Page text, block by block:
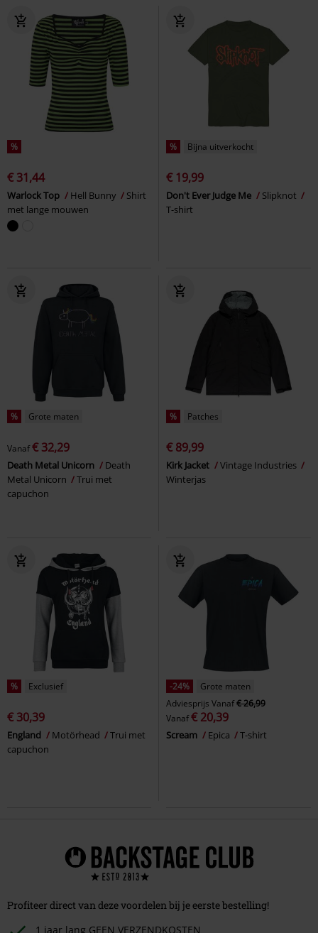
%
€ 31,44
Warlock Top Hell Bunny
Shirt
met lange mouwen
% Bijna uitverkocht
€ 19,99
Don't Ever Judge Me
Slipknot
T-shirt
% Grote maten
Vanaf€ 32,29
Death Metal Unicorn
Death
Metal Unicorn
Trui met
capuchon
% Patches
€ 89,99
Kirk Jacket
Vintage Industries
Winterjas
% Exclusief
€ 30,39
England Motörhead
Trui met
capuchon
-24%
Grote maten
Adviesprijs Vanaf€ 26,99
Vanaf€ 20,39
Scream Epica T-shirt
Profiteer direct van deze voordelen bij je eerste bestelling!
1 jaar lang GEEN VERZENDKOSTEN